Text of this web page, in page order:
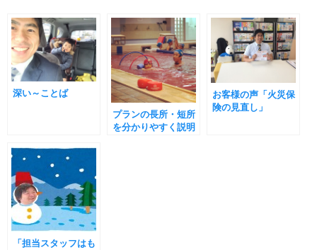
深い～ことば
プランの長所・短所
を分かりやすく説明
お客様の声「火災保
険の見直し」
「担当スタッフはも